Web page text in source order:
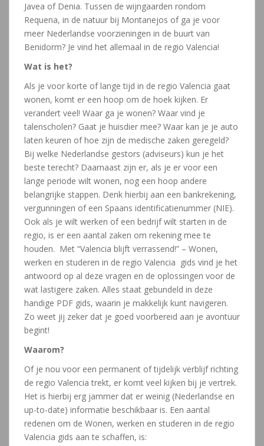
Javea of Denia. Tussen de wijngaarden rondom
Requena, in de natuur bij Montanejos of ga je voor
meer Nederlandse voorzieningen in de buurt van
Benidorm? Je vind het allemaal in de regio Valencia!
Wat is het?
Als je voor korte of lange tijd in de regio Valencia gaat
wonen, komt er een hoop om de hoek kijken. Er
verandert veel! Waar ga je wonen? Waar vind je
talenscholen? Gaat je huisdier mee? Waar kan je je auto
laten keuren of hoe zijn de medische zaken geregeld?
Bij welke Nederlandse gestors (adviseurs) kun je het
beste terecht? Daarnaast zijn er, als je er voor een
lange periode wilt wonen, nog een hoop andere
belangrijke stappen. Denk hierbij aan een bankrekening,
vergunningen of een Spaans identificatienummer (NIE).
Ook als je wilt werken of een bedrijf wilt starten in de
regio, is er een aantal zaken om rekening mee te
houden. Met “Valencia blijft verrassend!” – Wonen,
werken en studeren in de regio Valencia gids vind je het
antwoord op al deze vragen en de oplossingen voor de
wat lastigere zaken. Alles staat gebundeld in deze
handige PDF gids, waarin je makkelijk kunt navigeren.
Zo weet jij zeker dat je goed voorbereid aan je avontuur
begint!
Waarom?
Of je nou voor een permanent of tijdelijk verblijf richting
de regio Valencia trekt, er komt veel kijken bij je vertrek.
Het is hierbij erg jammer dat er weinig (Nederlandse en
up-to-date) informatie beschikbaar is. Een aantal
redenen om de Wonen, werken en studeren in de regio
Valencia gids aan te schaffen, is: